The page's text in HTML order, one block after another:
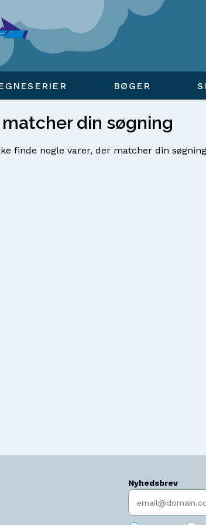
BØGER
din søgning
finde nogle varer, der matcher din
Nyhedsbrev
Indtast søgeord